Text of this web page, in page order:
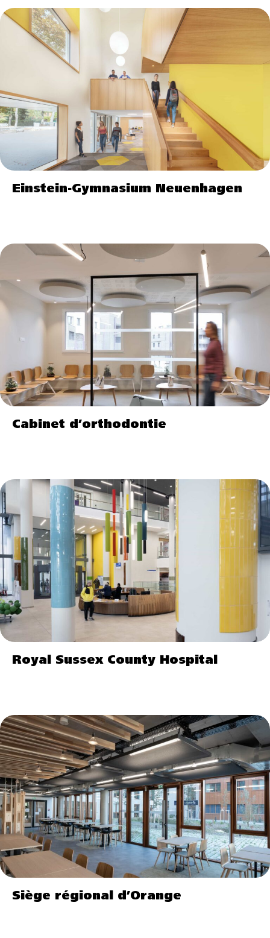
Einstein-Gymnasium Neuenhagen
Cabinet d’orthodontie
Royal Sussex County Hospital
Siège régional d’Orange